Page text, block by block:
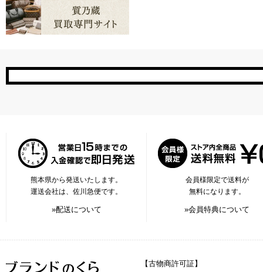
熊本県から発送いたします。
運送会社は、佐川急便です。
»配送について
会員様限定で送料が
無料になります。
»会員特典について
【古物商許可証】